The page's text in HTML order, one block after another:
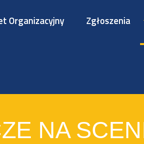
Organizacyjny Zgłoszenia
NA